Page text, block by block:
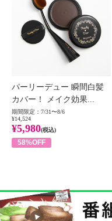
パーリーデュー 瞬間白髪
カバー！ メイク効果...
期間限定：7/31〜8/6
¥14,524
¥5,980(税込)
58%OFF